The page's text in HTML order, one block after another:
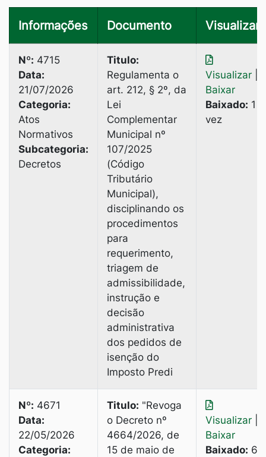
Informações Documento Visualizar
Nº: 4715
Data:
21/07/2026
Categoria:
Atos
Normativos
Subcategoria:
Decretos
Titulo:
Regulamenta o
art. 212, § 2º, da
Lei
Complementar
Municipal nº
107/2025
(Código
Tributário
Municipal),
disciplinando os
procedimentos
para
requerimento,
triagem de
admissibilidade,
instrução e
decisão
administrativa
dos pedidos de
isenção do
Imposto Predi
Visualizar
Baixar
Baixado: 1
vez
Nº: 4671
Data:
22/05/2026
Categoria:
Titulo: "Revoga
o Decreto nº
4664/2026, de
15 de maio de
Visualizar
Baixar
Baixado: 6